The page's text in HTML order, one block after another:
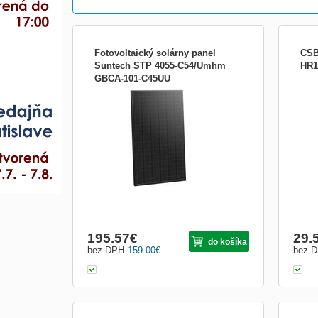
Fotovoltaický solárny panel
Suntech STP 4055-C54/Umhm
GBCA-101-C45UU
• Solárne články z monokryštalického
kremíka 108 (6 x 18) • Produktová záruka
20 rokov • Rozmery modulu 1724 x 1134 x
30 mm • Váha 22,1 kg • Predné sklo z 3,2
mm tvrdeného skla • Rám z anodizovanej
hliníkovej zliatiny • Prípojná skriňa s krytím
159.00€
bez DPH
195.57€ do košíka
při
bez